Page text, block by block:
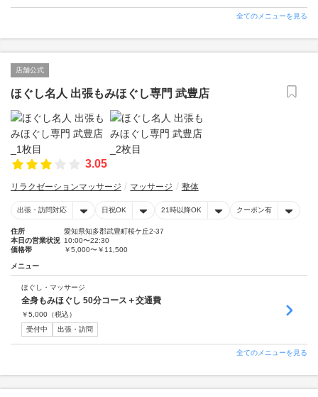
全てのメニューを見る
店舗公式
ほぐし名人 出張もみほぐし専門 武豊店
3.05
リラクゼーションマッサージ マッサージ 整体
出張・訪問対応 日祝OK 21時以降OK クーポン有
住所
愛知県知多郡武豊町桜ケ丘2-37
本日の営業状況 10:00〜22:30
価格帯
￥5,000〜￥11,500
メニュー
ほぐし・マッサージ
全身もみほぐし 50分コース＋交通費
￥5,000 （税込）
受付中
出張・訪問
全てのメニューを見る